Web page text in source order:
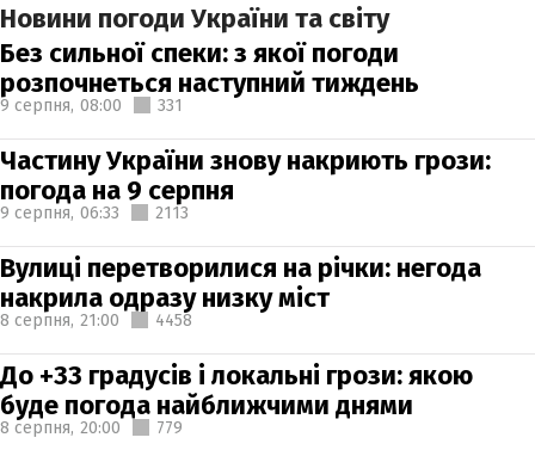
Новини погоди України та світу
Без сильної спеки: з якої погоди
розпочнеться наступний тиждень
9 серпня, 08:00 331
Частину України знову накриють грози:
погода на 9 серпня
9 серпня, 06:33 2113
Вулиці перетворилися на річки: негода
накрила одразу низку міст
8 серпня, 21:00 4458
До +33 градусів і локальні грози: якою
буде погода найближчими днями
8 серпня, 20:00 779